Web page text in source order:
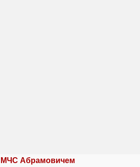
МЧС Абрамовичем